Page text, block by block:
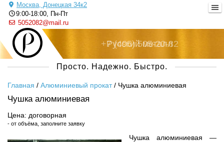
Москва, Донецкая 34к2
9:00-18:00, Пн-Пт
5052082@mail.ru
Русский металл
+7 (495) 505-20-82
Просто. Надежно. Быстро.
Главная / Алюминиевый прокат/ Чушка алюминиевая
Чушка алюминиевая
Цена: договорная
- от объёма, заполните заявку
Чушка алюминиевая —